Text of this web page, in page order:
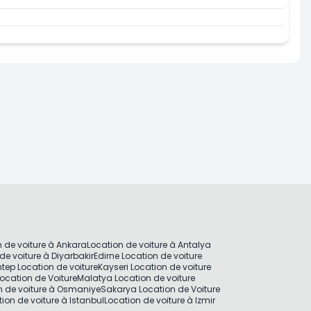
Maintenant Louer
de voiture à AnkaraLocation de voiture à Antalya
voiture à DiyarbakirEdirne Location de voiture
Location de voitureKayseri Location de voiture
de VoitureMalatya Location de voiture
de voiture à OsmaniyeSakarya Location de Voiture
de voiture à IstanbulLocation de voiture à Izmir